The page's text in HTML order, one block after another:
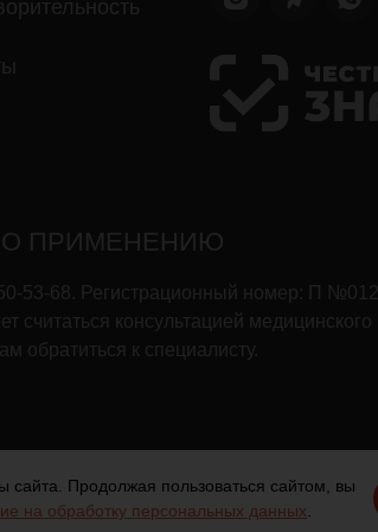
ПРИМЕНЕНИЮ
68. Регистрационный номер: П
консультацией медицинского
обратиться к специалисту.
Продолжая пользоваться сайтом, вы
на обработку персональных данных